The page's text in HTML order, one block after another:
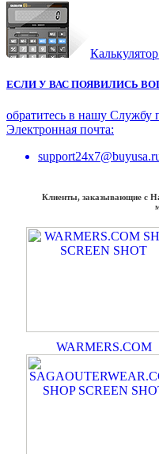
ЕСЛИ У ВАС ПОЯВИЛИСЬ
обратитесь в нашу Службу
Электронная почта:
Клиенты, заказывающие с
WARMERS.COM